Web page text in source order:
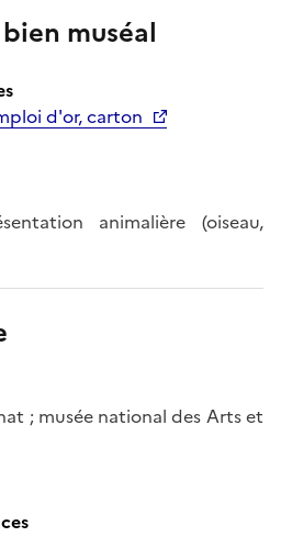
muséal
d'or, carton
animalière (oiseau,
; musée national des Arts et